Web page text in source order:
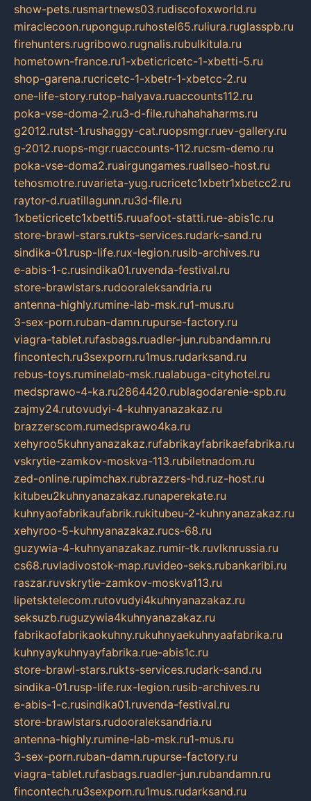
show-pets.rusmartnews03.rudiscofoxworld.ru
miraclecoon.rupongup.ruhostel65.ruliura.ruglasspb.ru
firehunters.rugribowo.rugnalis.rubulkitula.ru
hometown-france.ru1-xbeticricetc-1-xbetti-5.ru
shop-garena.rucricetc-1-xbetr-1-xbetcc-2.ru
one-life-story.rutop-halyava.ruaccounts112.ru
poka-vse-doma-2.ru3-d-file.ruhahahaharms.ru
g2012.rutst-1.rushaggy-cat.ruopsmgr.ruev-gallery.ru
g-2012.ruops-mgr.ruaccounts-112.rucsm-demo.ru
poka-vse-doma2.ruairgungames.ruallseo-host.ru
tehosmotre.ruvarieta-yug.rucricetc1xbetr1xbetcc2.ru
raytor-d.ruatillagunn.ru3d-file.ru
1xbeticricetc1xbetti5.ruuafoot-statti.rue-abis1c.ru
store-brawl-stars.rukts-services.rudark-sand.ru
sindika-01.rusp-life.rux-legion.rusib-archives.ru
e-abis-1-c.rusindika01.ruvenda-festival.ru
store-brawlstars.rudooraleksandria.ru
antenna-highly.rumine-lab-msk.ru1-mus.ru
3-sex-porn.ruban-damn.rupurse-factory.ru
viagra-tablet.rufasbags.ruadler-jun.rubandamn.ru
fincontech.ru3sexporn.ru1mus.rudarksand.ru
rebus-toys.ruminelab-msk.rualabuga-cityhotel.ru
medsprawo-4-ka.ru2864420.rublagodarenie-spb.ru
zajmy24.rutovudyi-4-kuhnyanazakaz.ru
brazzerscom.rumedsprawo4ka.ru
xehyroo5kuhnyanazakaz.rufabrikayfabrikaefabrika.ru
vskrytie-zamkov-moskva-113.rubiletnadom.ru
zed-online.rupimchax.rubrazzers-hd.ruz-host.ru
kitubeu2kuhnyanazakaz.runaperekate.ru
kuhnyaofabrikaufabrik.rukitubeu-2-kuhnyanazakaz.ru
xehyroo-5-kuhnyanazakaz.rucs-68.ru
guzywia-4-kuhnyanazakaz.rumir-tk.ruvlknrussia.ru
cs68.ruvladivostok-map.ruvideo-seks.rubankaribi.ru
raszar.ruvskrytie-zamkov-moskva113.ru
lipetsktelecom.rutovudyi4kuhnyanazakaz.ru
seksuzb.ruguzywia4kuhnyanazakaz.ru
fabrikaofabrikaokuhny.rukuhnyaekuhnyaafabrika.ru
kuhnyaykuhnyayfabrika.rue-abis1c.ru
store-brawl-stars.rukts-services.rudark-sand.ru
sindika-01.rusp-life.rux-legion.rusib-archives.ru
e-abis-1-c.rusindika01.ruvenda-festival.ru
store-brawlstars.rudooraleksandria.ru
antenna-highly.rumine-lab-msk.ru1-mus.ru
3-sex-porn.ruban-damn.rupurse-factory.ru
viagra-tablet.rufasbags.ruadler-jun.rubandamn.ru
fincontech.ru3sexporn.ru1mus.rudarksand.ru